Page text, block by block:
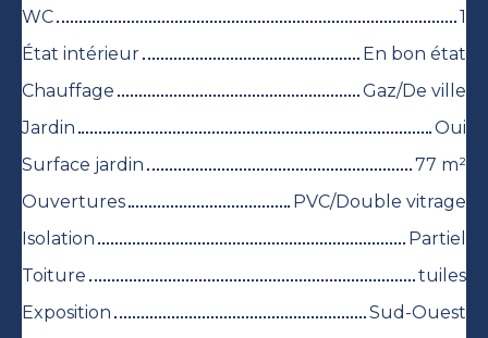
WC
1
État intérieur
En bon état
Chauffage
Gaz/De ville
Jardin
Oui
Surface jardin
77 m²
Ouvertures
PVC/Double vitrage
Isolation
Partiel
Toiture
tuiles
Exposition
Sud-Ouest